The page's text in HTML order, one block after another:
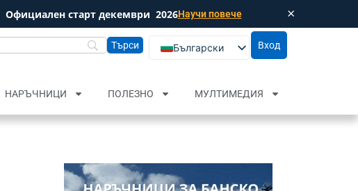
Официален старт декември 2026Научи повече ×Затвори
Български
Русский
Вход
НАРЪЧНИЦИ ПОЛЕЗНО МУЛТИМЕДИЯ